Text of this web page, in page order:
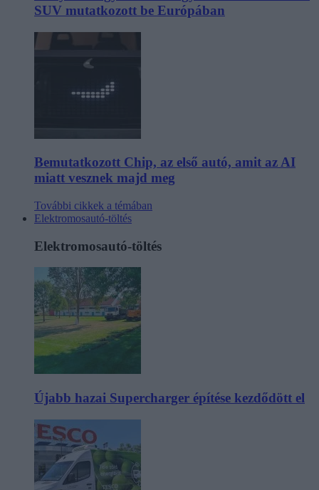
SUV mutatkozott be Európában
Bemutatkozott Chip, az első autó, amit az AI
miatt vesznek majd meg
További cikkek a témában
Elektromosautó-töltés
Elektromosautó-töltés
Újabb hazai Supercharger építése kezdődött el